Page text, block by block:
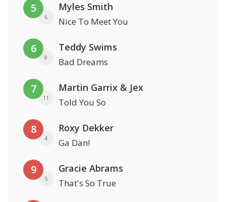
5
6
Myles Smith
Nice To Meet You
6
8
Teddy Swims
Bad Dreams
7
11
Martin Garrix & Jex
Told You So
8
4
Roxy Dekker
Ga Dan!
9
5
Gracie Abrams
That's So True